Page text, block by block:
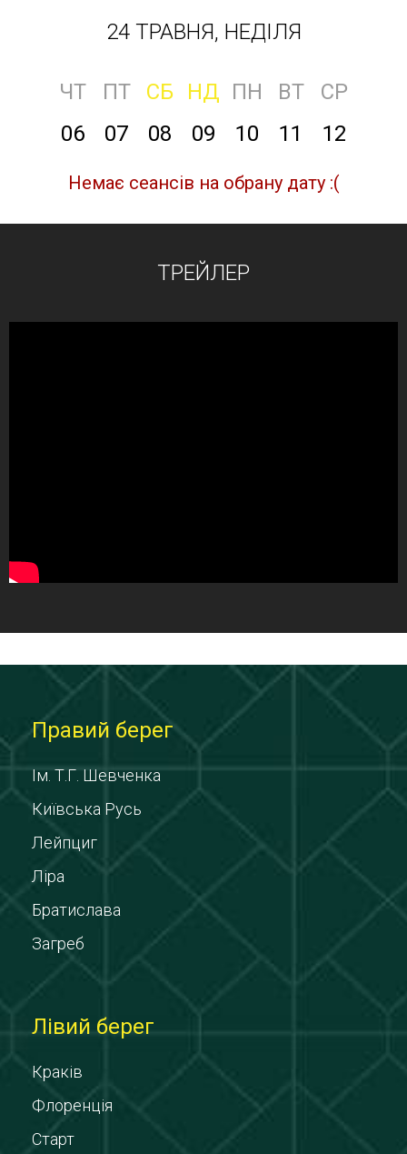
24 ТРАВНЯ, НЕДІЛЯ
ЧТ ПТ СБ НД ПН ВТ
СР
06
07 08 09 10 11 12
Немає сеансів на обрану дату :(
ТРЕЙЛЕР
Правий берег
Ім. Т.Г. Шевченка
Київська Русь
Лейпциг
Ліра
Братислава
Загреб
Лівий берег
Краків
Флоренція
Старт